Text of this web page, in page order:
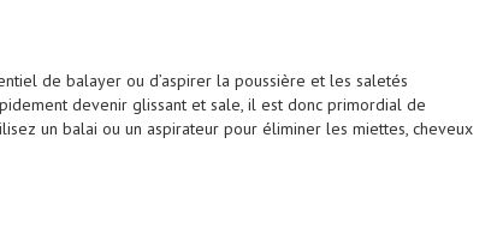
de balayer ou d’aspirer la poussière et les saletés
devenir glissant et sale, il est donc primordial de
un balai ou un aspirateur pour éliminer les miettes, cheveux